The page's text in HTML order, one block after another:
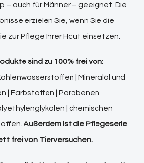
– auch für Männer – geeignet. Die
erzielen Sie, wenn Sie die
zur Pflege Ihrer Haut einsetzen.
sind zu 100% frei von:
| Mineralöl und
| Farbstoffen | Parabenen
| chemischen
Außerdem ist die Pflegeserie
frei von Tierversuchen.